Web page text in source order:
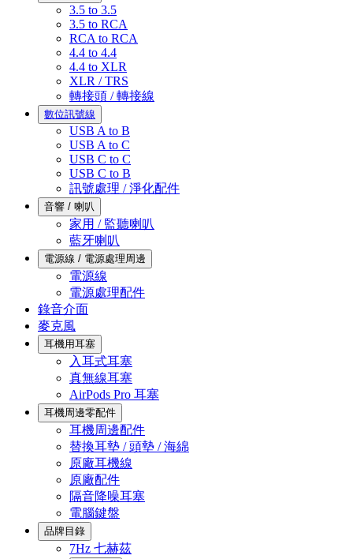
3.5 to 3.5
3.5 to RCA
RCA to RCA
4.4 to 4.4
4.4 to XLR
XLR / TRS
轉接頭 / 轉接線
數位訊號線
USB A to B
USB A to C
USB C to C
USB C to B
訊號處理 / 淨化配件
音響 / 喇叭
家用 / 監聽喇叭
藍牙喇叭
電源線 / 電源處理周邊
電源線
電源處理配件
錄音介面
麥克風
耳機用耳塞
入耳式耳塞
真無線耳塞
AirPods Pro 耳塞
耳機周邊零配件
耳機周邊配件
替換耳墊 / 頭墊 / 海綿
原廠耳機線
原廠配件
隔音降噪耳塞
電腦鍵盤
品牌目錄
7Hz 七赫茲